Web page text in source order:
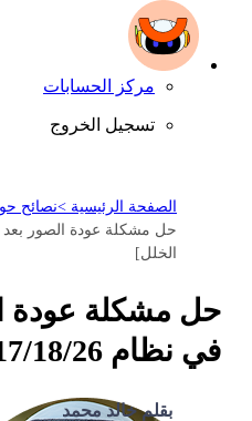
مركز الحسابات
تسجيل الخروج
الصفحة الرئيسية >نصائح
الخلل]
حل مشكلة عودة
في نظام iOS 17/18/26 [تم حل الخلل]
بقلم خالد محمد